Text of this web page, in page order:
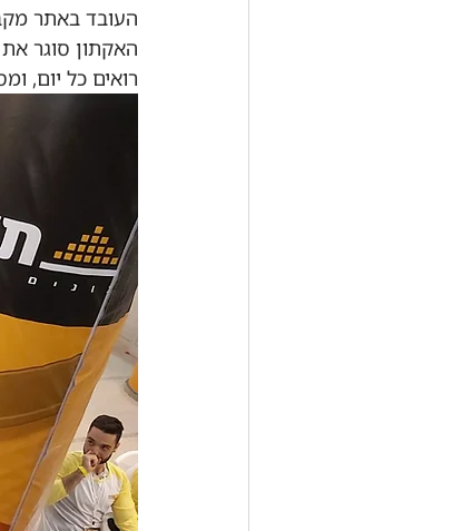
העובד באתר
האקתון סוגר
רואים כל יום,